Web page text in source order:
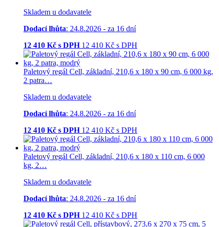
Skladem u dodavatele
Dodací lhůta: 24.8.2026 - za 16 dní
12 410 Kč s DPH 12 410 Kč s DPH
Paletový regál Cell, základní, 210,6 x 180 x 90 cm, 6 000 kg,
2 patra…
Skladem u dodavatele
Dodací lhůta: 24.8.2026 - za 16 dní
12 410 Kč s DPH 12 410 Kč s DPH
Paletový regál Cell, základní, 210,6 x 180 x 110 cm, 6 000
kg, 2…
Skladem u dodavatele
Dodací lhůta: 24.8.2026 - za 16 dní
12 410 Kč s DPH 12 410 Kč s DPH